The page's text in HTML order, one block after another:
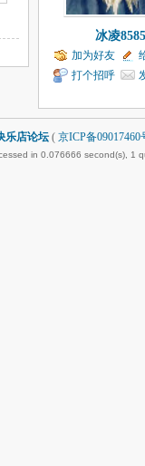
冰凌8585
加为好友
打个招呼
乐店论坛 ( 京ICP备09017460
in 0.076666 second(s), 1